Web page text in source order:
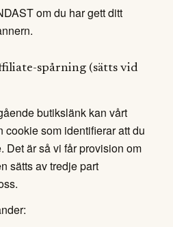
om du har gett ditt
spårning (sätts vid
butikslänk kan vårt
cookie som identifierar att du
Det är så vi får provision om
sätts av tredje part